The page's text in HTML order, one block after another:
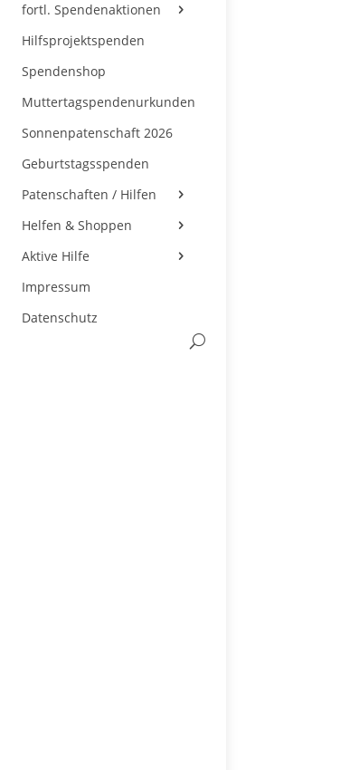
fortl. Spendenaktionen
Hilfsprojektspenden
Spendenshop
Muttertagspendenurkunden
Sonnenpatenschaft 2026
Geburtstagsspenden
Patenschaften / Hilfen
Helfen & Shoppen
Aktive Hilfe
Impressum
Datenschutz